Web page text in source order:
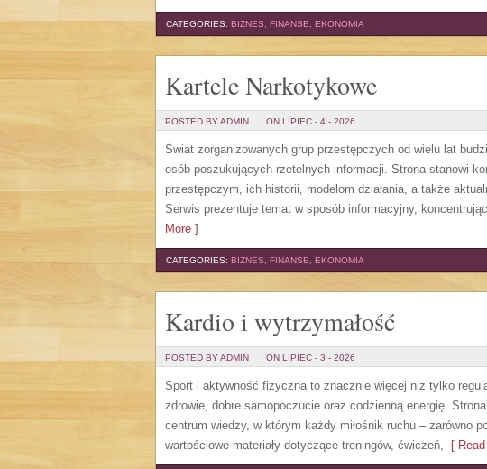
CATEGORIES: BIZNES, FINANSE, EKONOMIA
Kartele Narkotykowe
POSTED BY ADMIN ON LIPIEC - 4 - 2026
Świat zorganizowanych grup przestępczych od wielu lat
osób poszukujących rzetelnych informacji. Strona stanowi
przestępczym, ich historii, modelom działania, a także
Serwis prezentuje temat w sposób informacyjny,
More ]
CATEGORIES: BIZNES, FINANSE, EKONOMIA
Kardio i wytrzymałość
POSTED BY ADMIN ON LIPIEC - 3 - 2026
Sport i aktywność fizyczna to znacznie więcej niż tylko
zdrowie, dobre samopoczucie oraz codzienną energię.
centrum wiedzy, w którym każdy miłośnik ruchu – zarówno
wartościowe materiały dotyczące treningów, ćwiczeń, [